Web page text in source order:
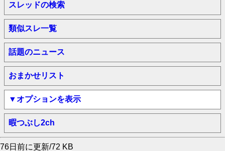
スレッドの検索
類似スレ一覧
話題のニュース
おまかせリスト
▼オプションを表示
暇つぶし2ch
76日前に更新/72 KB